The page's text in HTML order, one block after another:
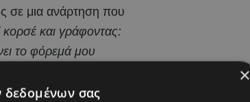
σε μια ανάρτηση που
και γράφοντας:
το φόρεμά μου
×
σας